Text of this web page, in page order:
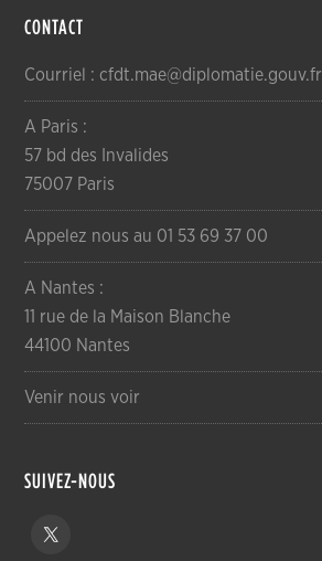
CONTACT
Courriel : cfdt.mae@diplomatie.gouv.fr
A Paris :
57 bd des Invalides
75007 Paris
Appelez nous au 01 53 69 37 00
A Nantes :
11 rue de la Maison Blanche
44100 Nantes
Venir nous voir
SUIVEZ-NOUS